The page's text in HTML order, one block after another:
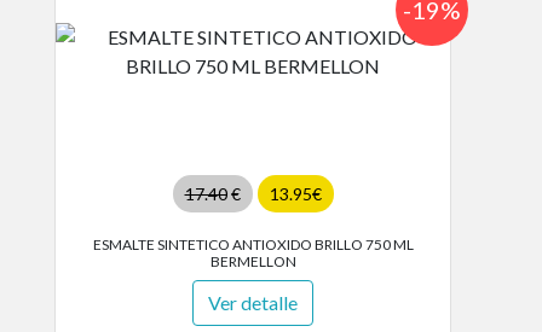
17.40€ 13.95€
-19%
ESMALTE SINTETICO ANTIOXIDO BRILLO 750 ML
BERMELLON
Ver detalle